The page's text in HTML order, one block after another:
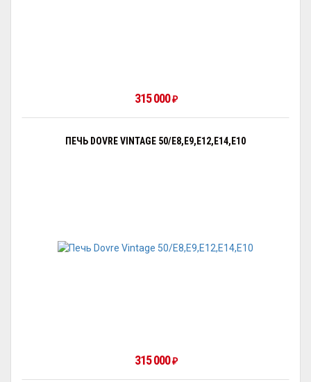
315 000₽
ПЕЧЬ DOVRE VINTAGE 50/E8,E9,E12,E14,E10
315 000₽